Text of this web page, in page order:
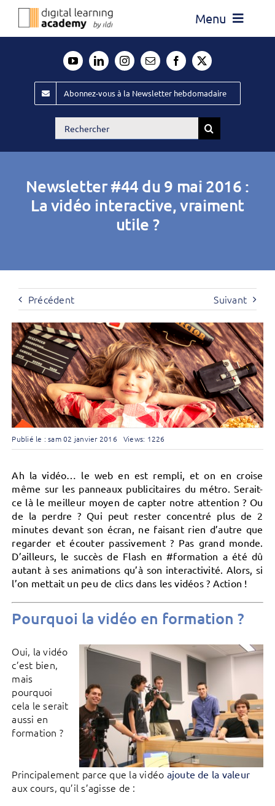
Passer
Menu
Évènements ILDI
Offres d’emploi
Publiez
Abonnez-vous à la Newsletter hebdomadaire
Rechercher:
Newsletter #44 du 9 mai 2016 :
La vidéo interactive, vraiment
utile ?
Précédent Suivant
Publié le : sam 02 janvier 2016 Views: 1226
Ah la vidéo… le web en est rempli, et on en croise
même sur les panneaux publicitaires du métro. Serait-
ce là le meilleur moyen de capter notre attention ? Ou
de la perdre ? Qui peut rester concentré plus de 2
minutes devant son écran, ne faisant rien d’autre que
regarder et écouter passivement ? Pas grand monde.
D’ailleurs, le succès de Flash en #formation a été dû
autant à ses animations qu’à son interactivité. Alors, si
l’on mettait un peu de clics dans les vidéos ? Action !
Pourquoi la vidéo en formation ?
Oui, la vidéo
c’est bien,
mais
pourquoi
cela le serait
aussi en
formation ?
Principalement parce que la vidéo ajoute de la valeur
aux cours, qu’il s’agisse de :